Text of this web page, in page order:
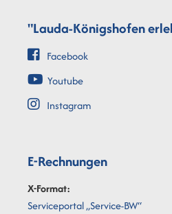
"Lauda-Königshofen
Facebook
Youtube
Instagram
E-Rechnungen
X-Format:
Serviceportal „Service-BW“